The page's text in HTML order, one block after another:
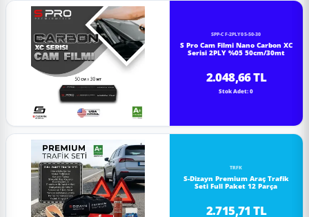
SPP-CF-2PLY05-50-30
S Pro Cam Filmi Nano Carbon XC
Serisi 2PLY %05 50cm/30mt
2.048,66 TL
Stok Adet: 0
TRFK
S-Dizayn Premium Araç Trafik
Seti Full Paket 12 Parça
2.715,71 TL